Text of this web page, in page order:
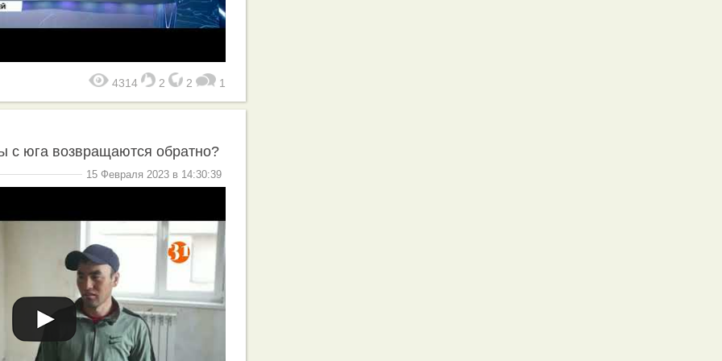
4314 2 2 1
с юга возвращаются обратно?
15 Февраля 2023 в 14:30:39